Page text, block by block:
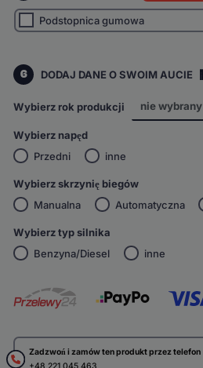
Podstopnica gumowa
6 DODAJ DANE O SWOIM AUCIE
Wybierz rok produkcji
Wybierz napęd
Przedni
inne
Wybierz skrzynię biegów
Manualna
Automatyczna
Wybierz typ silnika
Benzyna/Diesel
inne
Zadzwoń i zamów ten produkt przez telefon
+48 221 045 463